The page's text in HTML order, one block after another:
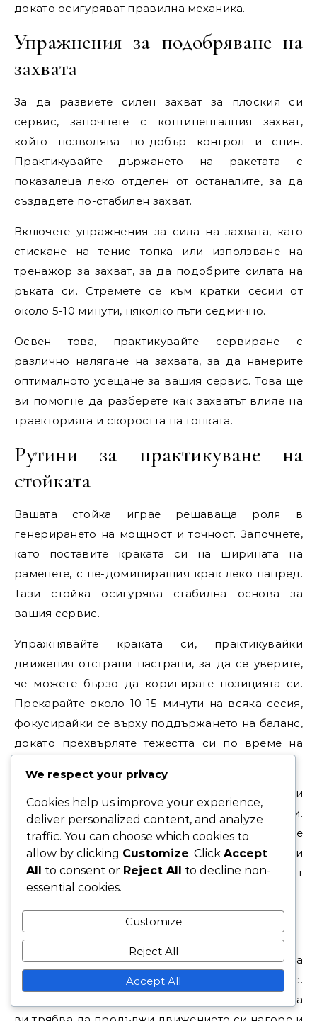
докато осигуряват правилна механика.
Упражнения за подобряване на
захвата
За да развиете силен захват за плоския си
сервис, започнете с континенталния захват,
който позволява по-добър контрол и спин.
Практикувайте държането на ракетата с
показалеца леко отделен от останалите, за да
създадете по-стабилен захват.
Включете упражнения за сила на захвата, като
стискане на тенис топка или използване на
тренажор за захват, за да подобрите силата на
ръката си. Стремете се към кратки сесии от
около 5-10 минути, няколко пъти седмично.
Освен това, практикувайте сервиране с
различно налягане на захвата, за да намерите
оптималното усещане за вашия сервис. Това ще
ви помогне да разберете как захватът влияе на
траекторията и скоростта на топката.
Рутини за практикуване на
стойката
Вашата стойка играе решаваща роля в
генерирането на мощност и точност. Започнете,
като поставите краката си на ширината на
раменете, с не-доминиращия крак леко напред.
Тази стойка осигурява стабилна основа за
вашия сервис.
Упражнявайте краката си, практикувайки
движения отстрани настрани, за да се уверите,
че можете бързо да коригирате позицията си.
Прекарайте около 10-15 минути на всяка сесия,
фокусирайки се върху поддържането на баланс,
докато прехвърляте тежестта си по време на
Помислете за използване на огледало или
видео запис, за да анализирате стойката си.
Това ще ви помогне да идентифицирате
всякакви несъответствия или
непоследователности, които могат да повлияят
на сервиса ви.
Техники за завършек
Завършекът е от съществено значение за
мощността и точността на плоския ви сервис.
След като направите контакт с топката, ракетата
We respect your privacy
Cookies help us improve your experience,
deliver personalized content, and analyze
traffic. You can choose which cookies to
allow by clicking Customize. Click Accept
All to consent or Reject All to decline non-
essential cookies.
Customize
Reject All
Accept All